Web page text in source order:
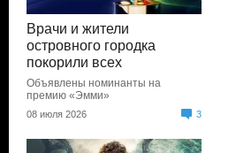
Врачи и жители
островного городка
покорили всех
Объявлены номинанты на
премию «Эмми»
08 июля 2026 3